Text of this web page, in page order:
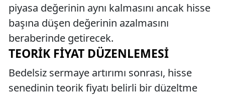
piyasa değerinin aynı kalmasını ancak hisse
başına düşen değerinin azalmasını
beraberinde getirecek.
TEORIK FIYAT DÜZENLEMESI
Bedelsiz sermaye artırımı sonrası, hisse
senedinin teorik fiyatı belirli bir düzeltme